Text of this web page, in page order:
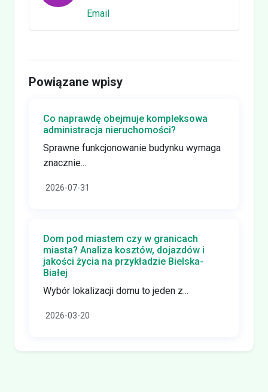
Email
Powiązane wpisy
Co naprawdę obejmuje kompleksowa
administracja nieruchomości?
Sprawne funkcjonowanie budynku wymaga
znacznie...
2026-07-31
Dom pod miastem czy w granicach
miasta? Analiza kosztów, dojazdów i
jakości życia na przykładzie Bielska-
Białej
Wybór lokalizacji domu to jeden z...
2026-03-20